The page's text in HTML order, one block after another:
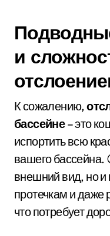
и
К сожалению,
бассейне– это
испортить всю
вашего бассейна.
внешний вид, но и
протечкам и даже
что потребует